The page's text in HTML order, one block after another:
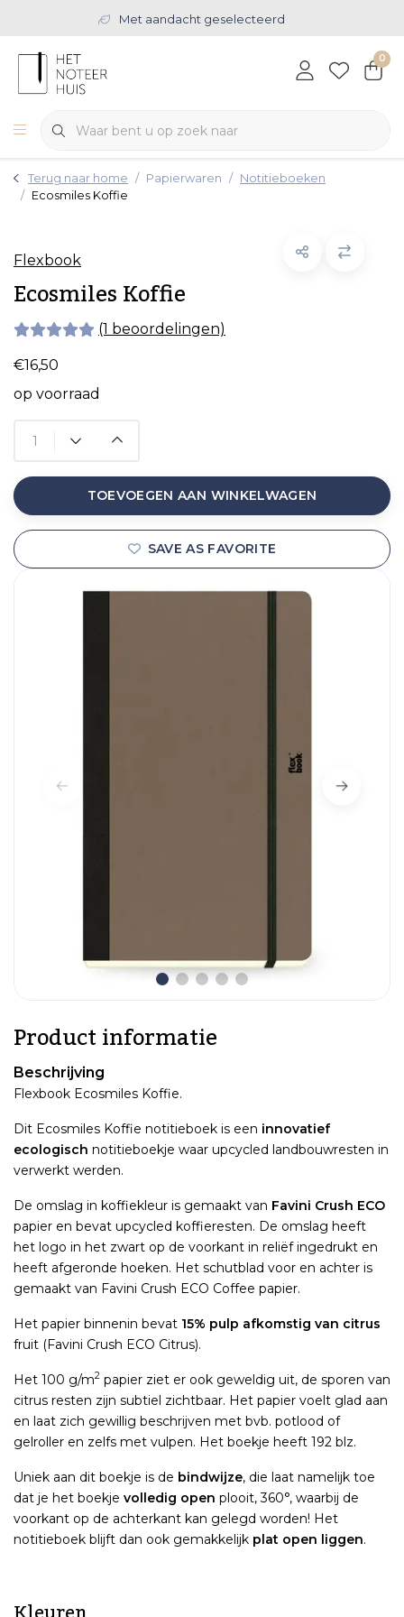
Met aandacht geselecteerd
0
Terug naar home Papierwaren
Notitieboeken
Ecosmiles Koffie
Flexbook
Ecosmiles Koffie
(1 beoordelingen)
€16,50
op voorraad
TOEVOEGEN AAN WINKELWAGEN
SAVE AS FAVORITE
Product informatie
Beschrijving
Flexbook Ecosmiles Koffie.
Dit Ecosmiles Koffie notitieboek is een innovatief
ecologisch notitieboekje waar upcycled landbouwresten in
verwerkt werden.
De omslag in koffiekleur is gemaakt van Favini Crush ECO
papier en bevat upcycled koffieresten. De omslag heeft
het logo in het zwart op de voorkant in reliëf ingedrukt en
heeft afgeronde hoeken. Het schutblad voor en achter is
gemaakt van Favini Crush ECO Coffee papier.
Het papier binnenin bevat 15% pulp afkomstig van citrus
fruit (Favini Crush ECO Citrus).
Het 100 g/m2 papier ziet er ook geweldig uit, de sporen van
citrus resten zijn subtiel zichtbaar. Het papier voelt glad aan
en laat zich gewillig beschrijven met bvb. potlood of
gelroller en zelfs met vulpen. Het boekje heeft 192 blz.
Uniek aan dit boekje is de bindwijze, die laat namelijk toe
dat je het boekje volledig open plooit, 360°, waarbij de
voorkant op de achterkant kan gelegd worden! Het
notitieboek blijft dan ook gemakkelijk plat open liggen.